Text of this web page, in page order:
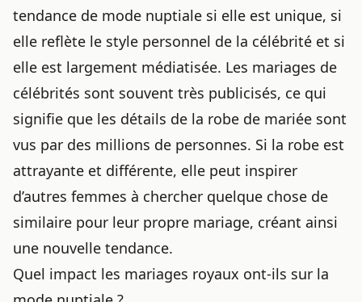
tendance de mode nuptiale si elle est unique, si
elle reflète le style personnel de la célébrité et si
elle est largement médiatisée. Les mariages de
célébrités sont souvent très publicisés, ce qui
signifie que les détails de la robe de mariée sont
vus par des millions de personnes. Si la robe est
attrayante et différente, elle peut inspirer
d’autres femmes à chercher quelque chose de
similaire pour leur propre mariage, créant ainsi
une nouvelle tendance.
Quel impact les mariages royaux ont-ils sur la